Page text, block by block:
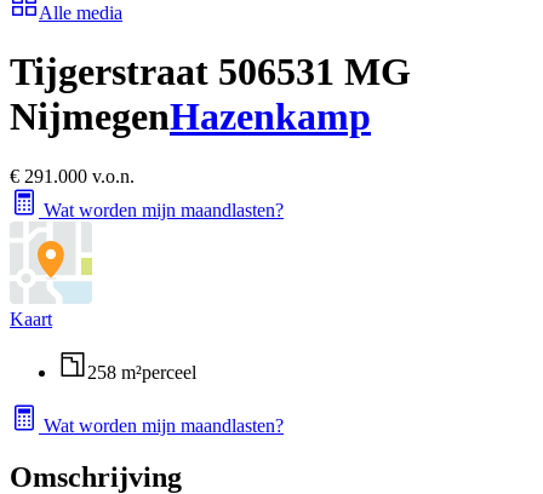
Alle media
Tijgerstraat 506531 MG
NijmegenHazenkamp
€ 291.000 v.o.n.
Wat worden mijn maandlasten?
Kaart
258 m²perceel
Wat worden mijn maandlasten?
Omschrijving